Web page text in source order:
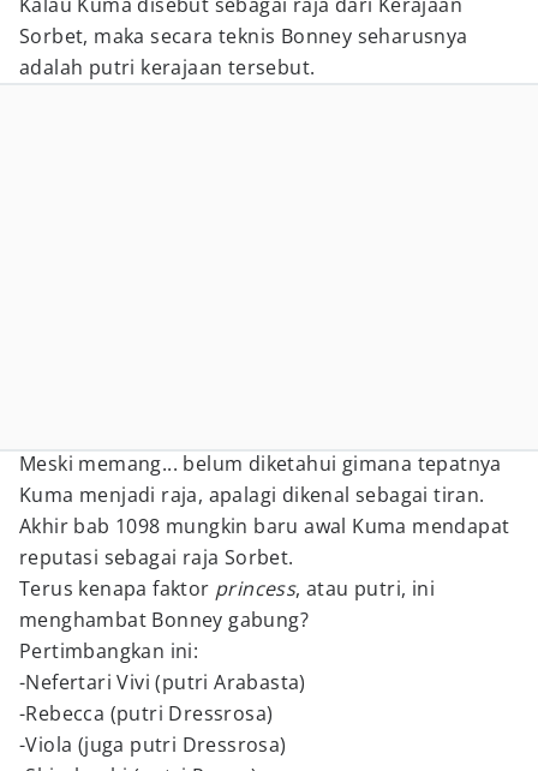
Sorbet, maka secara teknis Bonney seharusnya
adalah putri kerajaan tersebut.
Meski memang... belum diketahui gimana tepatnya
Kuma menjadi raja, apalagi dikenal sebagai tiran.
Akhir bab 1098 mungkin baru awal Kuma mendapat
reputasi sebagai raja Sorbet.
Terus kenapa faktor princess, atau putri, ini
menghambat Bonney gabung?
Pertimbangkan ini:
-Nefertari Vivi (putri Arabasta)
-Rebecca (putri Dressrosa)
-Viola (juga putri Dressrosa)